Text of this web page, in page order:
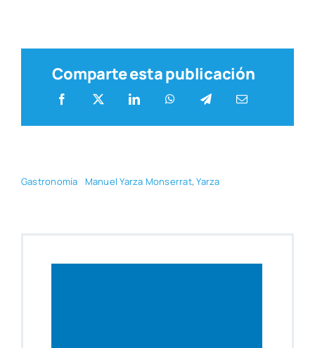
Comparte esta publicación
Gas­tro­no­mía Manuel Yar­za Mon­se­rrat,Yar­za